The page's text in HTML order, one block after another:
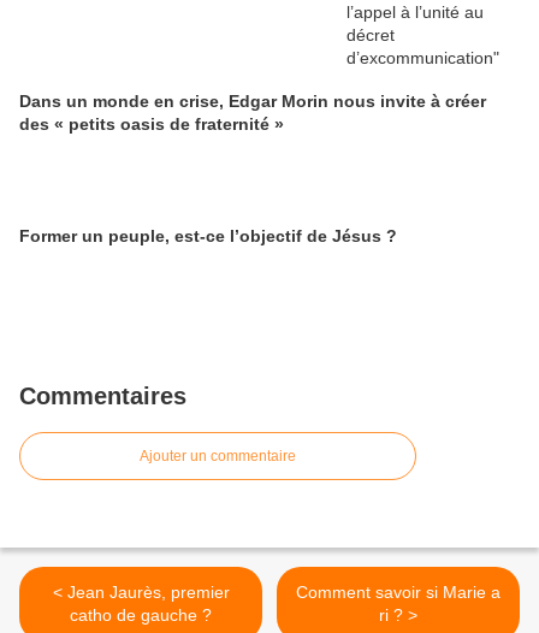
Dans un monde en crise, Edgar Morin nous invite à créer
des « petits oasis de fraternité »
Former un peuple, est-ce l’objectif de Jésus ?
Commentaires
Ajouter un commentaire
< Jean Jaurès, premier
catho de gauche ?
Comment savoir si Marie a
ri ? >